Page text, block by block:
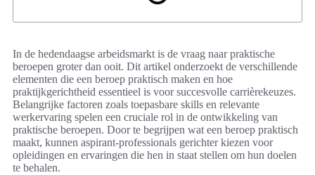
In de hedendaagse arbeidsmarkt is de vraag naar praktische
beroepen groter dan ooit. Dit artikel onderzoekt de verschillende
elementen die een beroep praktisch maken en hoe
praktijkgerichtheid essentieel is voor succesvolle carrièrekeuzes.
Belangrijke factoren zoals toepasbare skills en relevante
werkervaring spelen een cruciale rol in de ontwikkeling van
praktische beroepen. Door te begrijpen wat een beroep praktisch
maakt, kunnen aspirant-professionals gerichter kiezen voor
opleidingen en ervaringen die hen in staat stellen om hun doelen
te behalen.